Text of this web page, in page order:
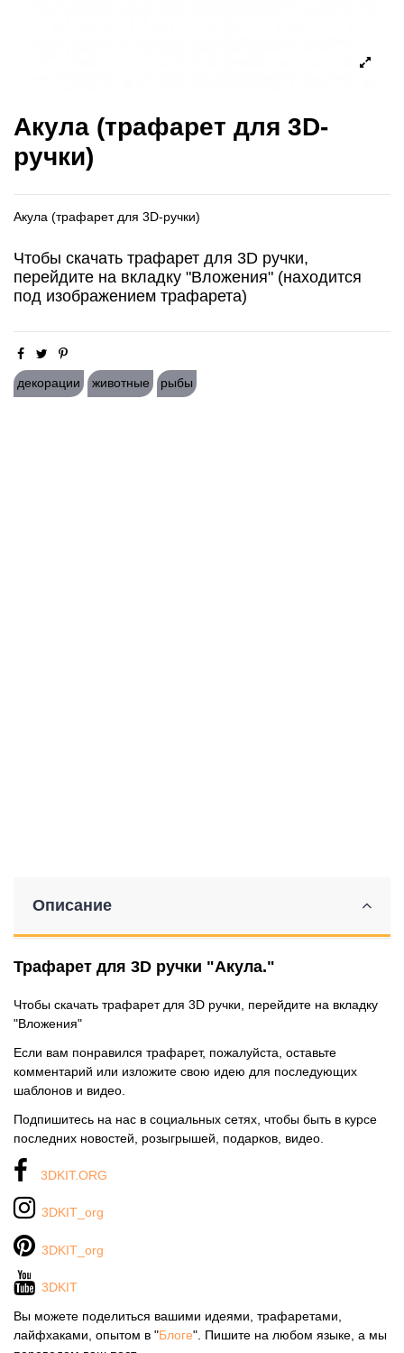
Акула (трафарет для 3D-
ручки)
Акула (трафарет для 3D-ручки)
Чтобы скачать трафарет для 3D ручки,
перейдите на вкладку "Вложения" (находится
под изображением трафарета)
декорации животные рыбы
Описание
Трафарет для 3D ручки "Акула."
Чтобы скачать трафарет для 3D ручки, перейдите на вкладку
"Вложения"
Если вам понравился трафарет, пожалуйста, оставьте
комментарий или изложите свою идею для последующих
шаблонов и видео.
Подпишитесь на нас в социальных сетях, чтобы быть в курсе
последних новостей, розыгрышей, подарков, видео.
3DKIT.ORG
3DKIT_org
3DKIT_org
3DKIT
Вы можете поделиться вашими идеями, трафаретами,
лайфхаками, опытом в "Блоге". Пишите на любом языке, а мы